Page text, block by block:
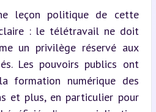
leçon politique de cette
: le télétravail ne doit
un privilège réservé aux
Les pouvoirs publics ont
formation numérique des
et plus, en particulier pour